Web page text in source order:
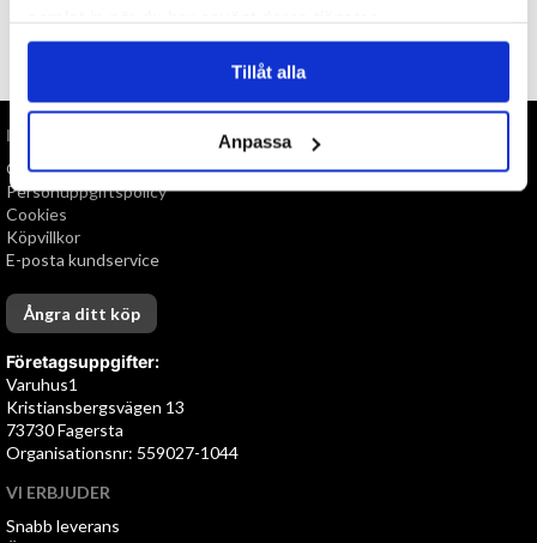
Tillåt alla
Anpassa
TILL TOPPEN
INFORMATION
Om oss
Personuppgiftspolicy
Cookies
Köpvillkor
E-posta kundservice
Ångra ditt köp
Företagsuppgifter:
Varuhus1
Kristiansbergsvägen 13
73730 Fagersta
Organisationsnr: 559027-1044
VI ERBJUDER
Snabb leverans